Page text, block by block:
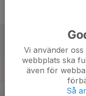
Vi använder
webbplats ska
även för
Så